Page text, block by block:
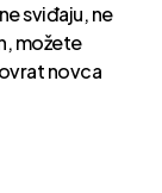
sviđaju, ne
možete
novca